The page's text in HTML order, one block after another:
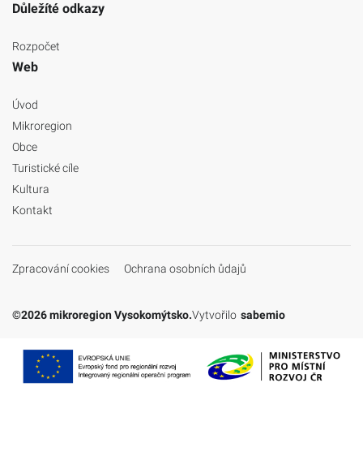
Důležíté odkazy
Rozpočet
Web
Úvod
Mikroregion
Obce
Turistické cíle
Kultura
Kontakt
Zpracování cookies Ochrana osobních ůdajů
©2026 mikroregion Vysokomýtsko.Vytvořilo sabemio